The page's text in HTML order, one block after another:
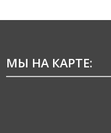
МЫ НА КАРТЕ: